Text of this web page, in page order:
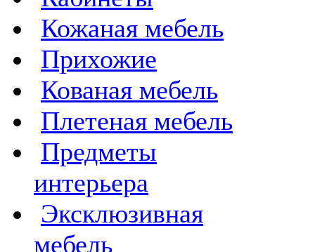
Кожаная мебель
Прихожие
Кованая мебель
Плетеная мебель
Предметы
интерьера
Эксклюзивная
мебель